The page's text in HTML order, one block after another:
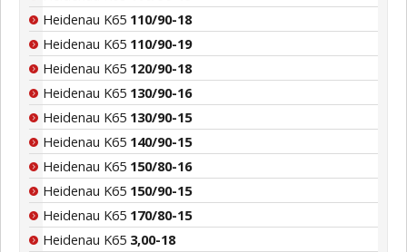
Heidenau K65 110/90-18
Heidenau K65 110/90-19
Heidenau K65 120/90-18
Heidenau K65 130/90-16
Heidenau K65 130/90-15
Heidenau K65 140/90-15
Heidenau K65 150/80-16
Heidenau K65 150/90-15
Heidenau K65 170/80-15
Heidenau K65 3,00-18